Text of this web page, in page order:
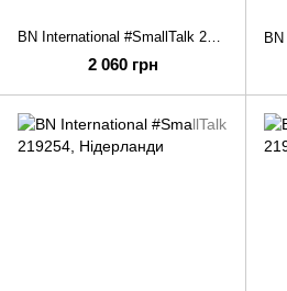
2 060 грн